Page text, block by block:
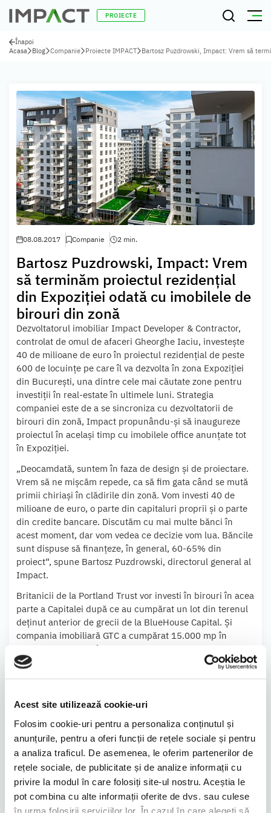
Acest site utilizează cookie-uri
Folosim cookie-uri pentru a personaliza conținutul și
anunțurile, pentru a oferi funcții de rețele sociale și pentru
a analiza traficul. De asemenea, le oferim partenerilor de
rețele sociale, de publicitate și de analize informații cu
privire la modul în care folosiți site-ul nostru. Aceștia le
pot combina cu alte informații oferite de dvs. sau culese
în urma folosirii serviciilor lor. În cazul în care alegeți să
PROIECTE
Înapoi
Acasa
Blog Companie Proiecte IMPACT Bartosz Puzdrowski, Impact: Vrem să
08.08.2017 Companie 2 min.
Bartosz Puzdrowski, Impact: Vrem
să terminăm proiectul rezidenţial
din Expoziţiei odată cu imobilele de
birouri din zonă
Dezvoltatorul imobiliar Impact Developer & Contractor,
controlat de omul de afaceri Gheorghe Iaciu, investeşte
40 de milioane de euro în proiectul rezidenţial de peste
600 de locuinţe pe care îl va dezvolta în zona Expoziţiei
din Bucureşti, una dintre cele mai căutate zone pentru
investiţii în real-estate în ultimele luni. Strategia
companiei este de a se sincroniza cu dezvoltatorii de
birouri din zonă, Impact propunându-şi să inaugureze
proiectul în acelaşi timp cu imobilele office anunţate tot
în Expoziţiei.
„Deocamdată, suntem în faza de design şi de proiectare.
Vrem să ne mişcăm repede, ca să fim gata când se mută
primii chiriaşi în clădirile din zonă. Vom investi 40 de
milioane de euro, o parte din capitaluri proprii şi o parte
din credite bancare. Discutăm cu mai multe bănci în
acest moment, dar vom vedea ce decizie vom lua. Băncile
sunt dispuse să finanţeze, în general, 60-65% din
proiect“, spune Bartosz Puzdrowski, directorul general al
Impact.
Britanicii de la Portland Trust vor investi în birouri în acea
parte a Capitalei după ce au cumpărat un lot din terenul
deţinut anterior de grecii de la BlueHouse Capital. Şi
compania imobiliară GTC a cumpărat 15.000 mp în
aceeaşi zonă şi are în plan să dezvolte un proiect de
birouri, potrivit datelor din piaţă. Impact Developer &
Sursa:https://www.zf.ro/companii/bartosz-puzdrowski-
impact-vrem-sa-terminam-proiectul-rezidential-din-
expozitiei-odata-cu-imobilele-de-birouri-din-zona-
16686542
Distribuie